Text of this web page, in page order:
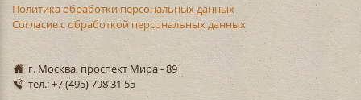
Политика обработки персональных данных
Согласие с обработкой персональных данных
г. Москва, проспект Мира - 89
тел.: +7 (495) 798 31 55